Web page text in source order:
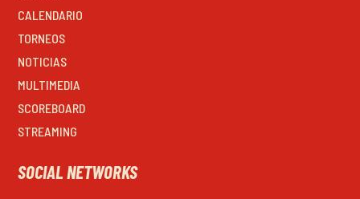
CALENDARIO
TORNEOS
NOTICIAS
MULTIMEDIA
SCOREBOARD
STREAMING
SOCIAL NETWORKS